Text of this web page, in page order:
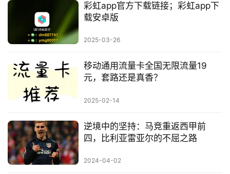
页
入
彩虹app官方下载链接；彩虹app下
载安卓版
2025-03-26
移动通用流量卡全国无限流量19
元，套路还是真香？
2025-02-14
逆境中的坚持：马竞重返西甲前
四，比利亚雷亚尔的不屈之路
2024-04-02